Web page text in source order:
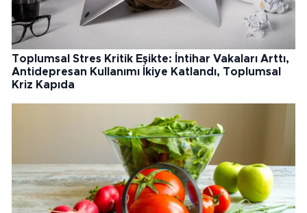
Toplumsal Stres Kritik Eşikte: İntihar Vakaları Arttı,
Antidepresan Kullanımı İkiye Katlandı, Toplumsal
Kriz Kapıda